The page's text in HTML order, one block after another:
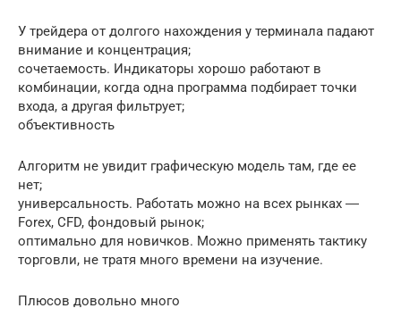
У трейдера от долгого нахождения у терминала падают
внимание и концентрация;
сочетаемость. Индикаторы хорошо работают в
комбинации, когда одна программа подбирает точки
входа, а другая фильтрует;
объективность
Алгоритм не увидит графическую модель там, где ее
нет;
универсальность. Работать можно на всех рынках ―
Forex, CFD, фондовый рынок;
оптимально для новичков. Можно применять тактику
торговли, не тратя много времени на изучение.
Плюсов довольно много